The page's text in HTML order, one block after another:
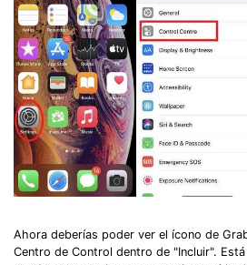
Ahora deberías poder ver el ícono de
Centro de Control dentro de "Incluir".